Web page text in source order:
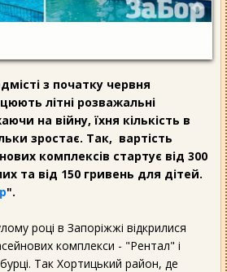
з початку червня
літні розважальні
на війну, їхня кількість в
зростає. Так, вартість
комплексів стартує від 300
та від 150 гривень для дітей.
".
році в Запоріжжі відкрилися
комплекси - "Рентал" і
Так Хортицький район, де